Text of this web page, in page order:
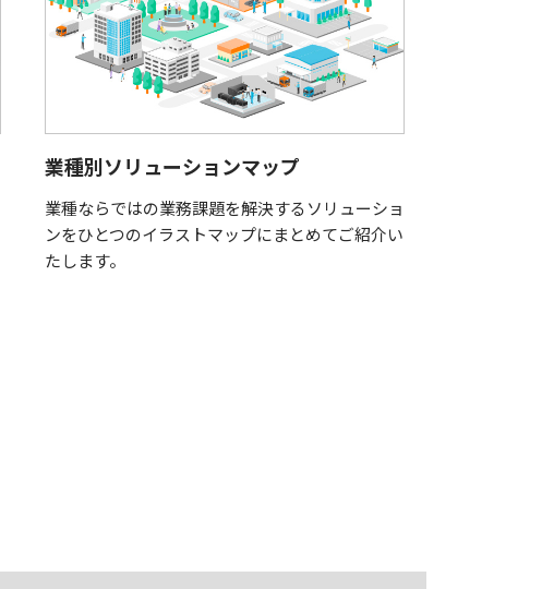
業種別ソリューションマップ
業種ならではの業務課題を解決するソリューショ
ンをひとつのイラストマップにまとめてご紹介い
たします。